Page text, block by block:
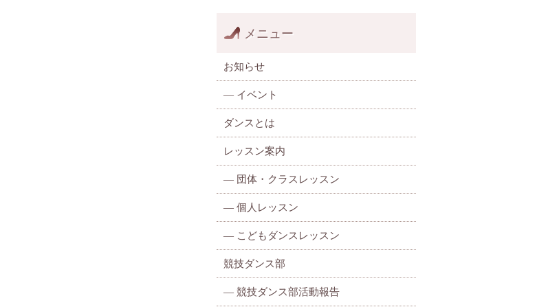
メニュー
お知らせ
— イベント
ダンスとは
レッスン案内
— 団体・クラスレッスン
— 個人レッスン
— こどもダンスレッスン
競技ダンス部
— 競技ダンス部活動報告